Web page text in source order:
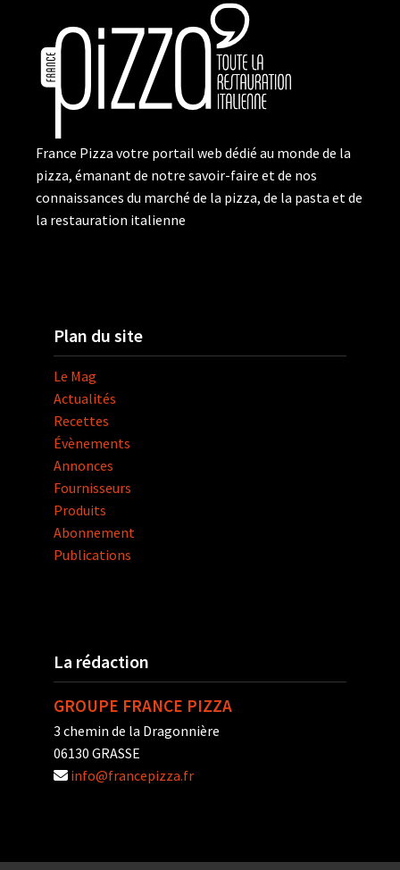
France Pizza votre portail web dédié au monde de la
pizza, émanant de notre savoir-faire et de nos
connaissances du marché de la pizza, de la pasta et de
la restauration italienne
Plan du site
Le Mag
Actualités
Recettes
Évènements
Annonces
Fournisseurs
Produits
Abonnement
Publications
La rédaction
GROUPE FRANCE PIZZA
3 chemin de la Dragonnière
06130 GRASSE
info@francepizza.fr